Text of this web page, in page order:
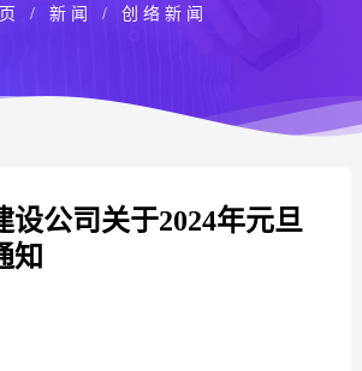
/ 新闻 / 创络新闻
设公司关于2024年元旦
知